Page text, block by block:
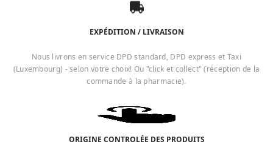
EXPÉDITION / LIVRAISON
Nous livrons en service DPD standard, DPD express et Taxi
(Luxembourg) - selon votre choix! Ou "click et collect" (réception de la
commande à la pharmacie).
ORIGINE CONTROLÉE DES PRODUITS